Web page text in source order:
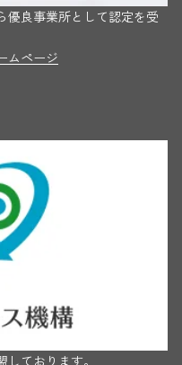
優良事業所として認定を受
ムページ
ております。